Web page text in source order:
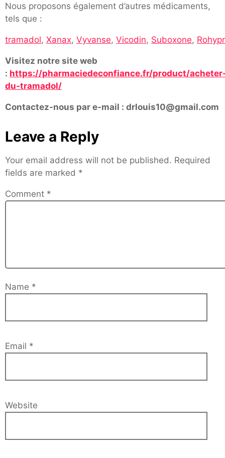
Nous proposons également d’autres médicaments,
tels que :
tramadol, Xanax, Vyvanse, Vicodin, Suboxone,
Visitez notre site web
: https://pharmaciedeconfiance.fr/product/
du-tramadol/
Contactez-nous par e-mail : drlouis10@gmail.com
Leave a Reply
Your email address will not be published. Required
fields are marked *
Comment *
Name *
Email *
Website